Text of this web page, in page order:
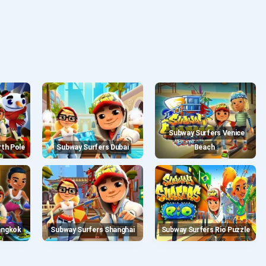
Pole Subway Surfers Dubai
Subway Surfers Venice
Beach
Subway Surfers Shanghai Subway Surfers Rio Puzzle